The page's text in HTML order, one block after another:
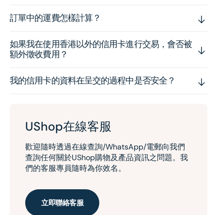
訂單中的運費怎樣計算？
如果我在使用香港以外的信用卡進行交易，會否被
額外徵收費用？
我的信用卡的資料在呈交的過程中是否安全？
UShop在線客服
歡迎隨時透過在線查詢/WhatsApp/電郵向我們
查詢任何關於UShop購物及產品資訊之問題。我
們的客服專員隨時為你效名。
立即聯絡客服